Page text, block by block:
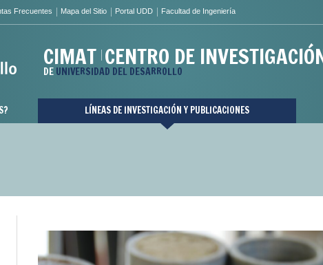
Frecuentes Mapa del Sitio Portal UDD Facultad de Ingeniería
CENTRO DE
CIMAT
DE UNIVERSIDAD DEL DESARROLLO
LÍNEAS DE INVESTIGACIÓN Y PUBLICACIONES